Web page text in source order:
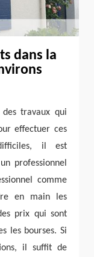
dans la
travaux qui
effectuer ces
il est
professionnel
comme
en main les
prix qui sont
les bourses. Si
il suffit de